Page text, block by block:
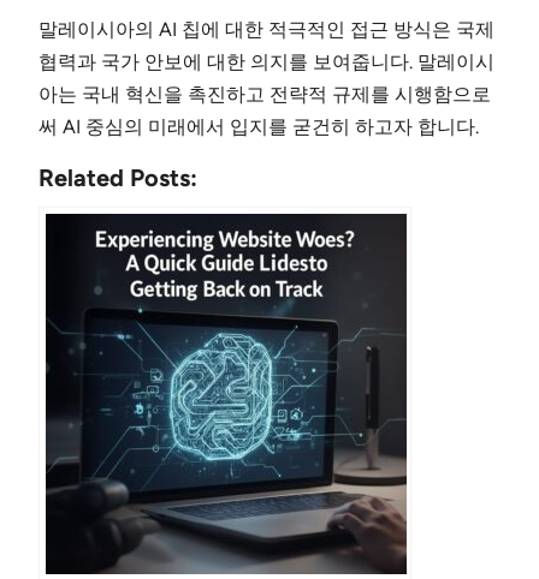
말레이시아의 AI 칩에 대한 적극적인 접근 방식은 국제
협력과 국가 안보에 대한 의지를 보여줍니다. 말레이시
아는 국내 혁신을 촉진하고 전략적 규제를 시행함으로
써 AI 중심의 미래에서 입지를 굳건히 하고자 합니다.
Related Posts: